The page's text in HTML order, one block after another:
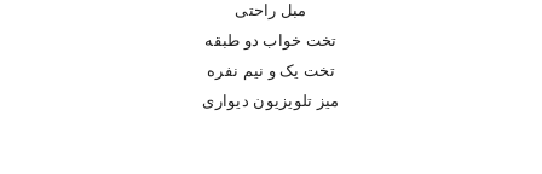
مبل راحتی
تخت خواب دو طبقه
تخت یک و نیم نفره
میز تلویزیون دیواری